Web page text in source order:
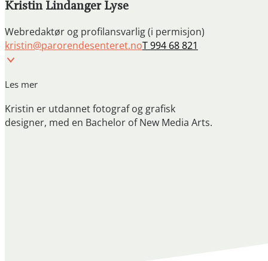
Kristin Lindanger Lyse
Webredaktør og profilansvarlig (i permisjon)
kristin@parorendesenteret.noT 994 68 821
Les mer
Kristin er utdannet fotograf og grafisk
designer, med en Bachelor of New Media Arts.